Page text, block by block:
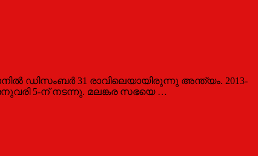
ഡിസംബര്‍ 31 രാവിലെയായിരുന്നു അന്ത്യം. 2013-
5-ന് നടന്നു. മലങ്കര സഭയെ …